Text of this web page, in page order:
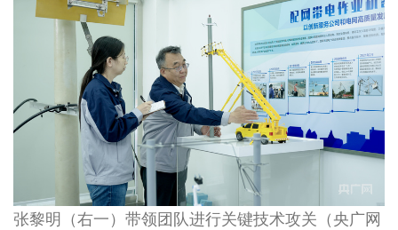
张黎明（右一）带领团队进行关键技术攻关（央广网